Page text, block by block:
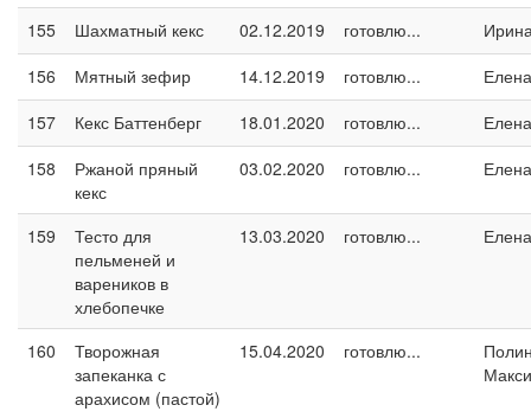
155 Шахматный кекс 02.12.2019 готовлю...
156
Мятный зефир 14.12.2019 готовлю...
157
Кекс Баттенберг 18.01.2020 готовлю...
158
Ржаной пряный
кекс
03.02.2020 готовлю...
159
Тесто для
пельменей и
вареников в
хлебопечке
13.03.2020 готовлю...
160
Творожная
запеканка с
арахисом (пастой)
15.04.2020 готовлю...